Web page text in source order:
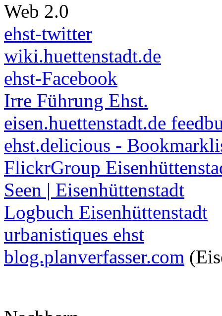
Web 2.0
ehst-twitter
wiki.huettenstadt.de
ehst-Facebook
Irre Führung Ehst.
eisen.huettenstadt.de
ehst.delicious -
FlickrGroup
Seen | Eisenhüttenstadt
Logbuch Eisenhüttenstadt
urbanistiques ehst
blog.planverfasser.com